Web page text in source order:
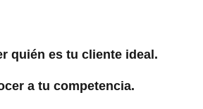
quién es tu cliente ideal.
a tu competencia.